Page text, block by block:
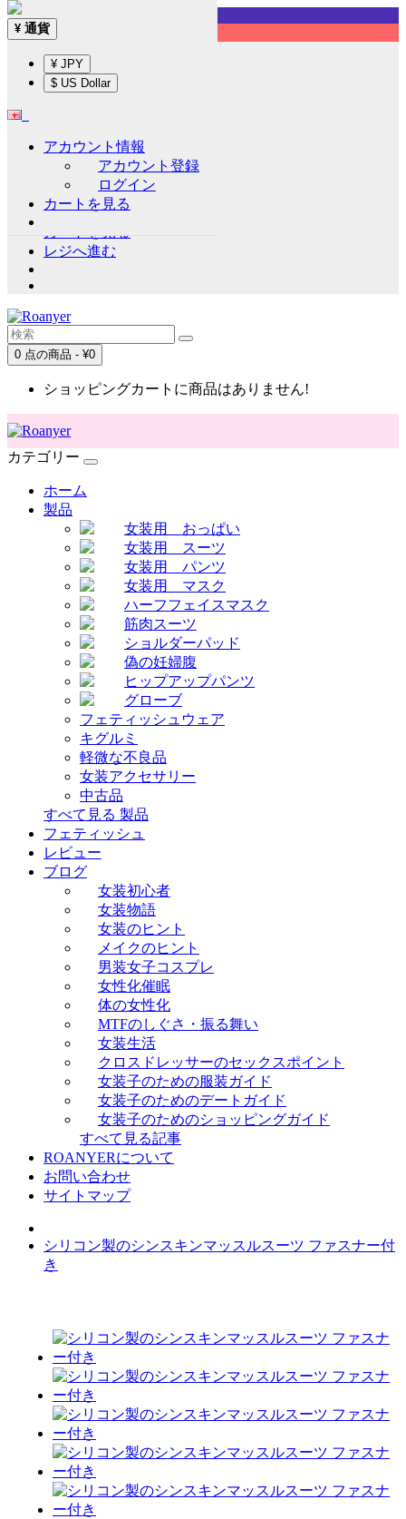
Sign up!
通貨
アカウント情報
アカウント登録
ログイン
ウイッシュリスト (0)
レジへ進む
0 点の商品 - ¥0
ショッピングカートに商品はありません!
¥ 通貨
¥ JPY
$ US Dollar
アカウント情報
アカウント登録
ログイン
カートを見る
カテゴリー
ホーム
製品
女装用 おっぱい
女装用 スーツ
女装用 パンツ
女装用 マスク
ハーフフェイスマスク
筋肉スーツ
ショルダーパッド
偽の妊婦腹
ヒップアップパンツ
グローブ
フェティッシュウェア
キグルミ
軽微な不良品
女装アクセサリー
中古品
すべて見る 製品
フェティッシュ
レビュー
ブログ
女装初心者
女装物語
女装のヒント
メイクのヒント
男装女子コスプレ
女性化催眠
体の女性化
MTFのしぐさ・振る舞い
女装生活
クロスドレッサーのセックスポイント
女装子のための服装ガイド
女装子のためのデートガイド
女装子のためのショッピングガイド
すべて見る記事
ROANYERについて
お問い合わせ
サイトマップ
シリコン製のシンスキンマッスルスーツ ファスナー付
き